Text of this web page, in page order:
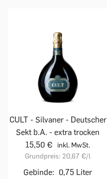
CULT - Silvaner - Deutscher
Sekt b.A. - extra trocken
15,50 €
inkl. MwSt.
Grundpreis: 20,67 €/l
Gebinde: 0,75 Liter